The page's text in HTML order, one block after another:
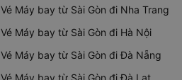
Vé Máy bay từ Sài Gòn đi Nha Trang
Vé Máy bay từ Sài Gòn đi Hà Nội
Vé Máy bay từ Sài Gòn đi Đà Nẵng